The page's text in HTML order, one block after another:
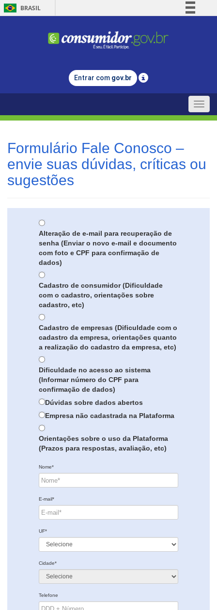
BRASIL
Comunica BR
Legislação
Entrar com gov.br
Toggle
Formulário Fale Conosco –
envie suas dúvidas, críticas ou
sugestões
Alteração de e-mail para recuperação de
senha (Enviar o novo e-mail e documento
com foto e CPF para confirmação de
dados)
Cadastro de consumidor (Dificuldade
com o cadastro, orientações sobre
cadastro, etc)
Cadastro de empresas (Dificuldade com o
cadastro da empresa, orientações quanto
a realização do cadastro da empresa, etc)
Dificuldade no acesso ao sistema
(Informar número do CPF para
confirmação de dados)
Dúvidas sobre dados abertos
Empresa não cadastrada na Plataforma
Orientações sobre o uso da Plataforma
(Prazos para respostas, avaliação, etc)
Nome*
E-mail*
UF*
Cidade*
Telefone